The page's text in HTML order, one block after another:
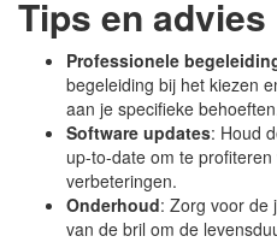
Tips en advies
Professionele
begeleiding bij het kiezen
aan je specifieke
Software updates: Houd
up-to-date om te
verbeteringen.
Onderhoud: Zorg voor de
van de bril om de